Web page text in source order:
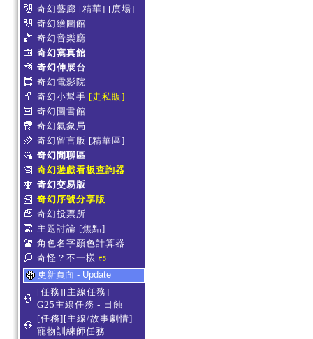
奇幻藝廊 [精華] [廣場]
奇幻繪圖館
奇幻音樂廳
奇幻寫真館
奇幻伸展台
奇幻電影院
奇幻小幫手 [走私販]
奇幻圖書館
奇幻氣象局
奇幻留言版 [精華區]
奇幻閒聊區
奇幻遊戲看板查詢器
奇幻交易版
奇幻序號分享版
奇幻投票所
主題討論 [焦點]
角色名字顏色計算器
奇怪？不一樣 #5
更新頁面 - Update
[任務][主線任務]
G25主線任務 - 日蝕
[任務][主線/故事劇情]
寵物訓練師任務